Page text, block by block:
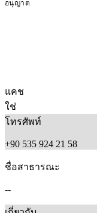
อนุญาต
แคช
ใช่
โทรศัพท์
+90 535 924 21 58
ชื่อสาธารณะ
--